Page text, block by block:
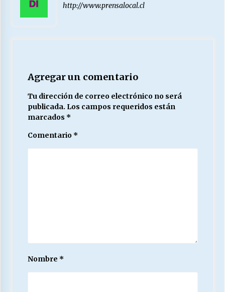
18/04/2026
http://www.prensalocal.cl
Agregar un comentario
Tu dirección de correo electrónico no será
publicada. Los campos requeridos están
marcados *
Comentario *
Nombre *